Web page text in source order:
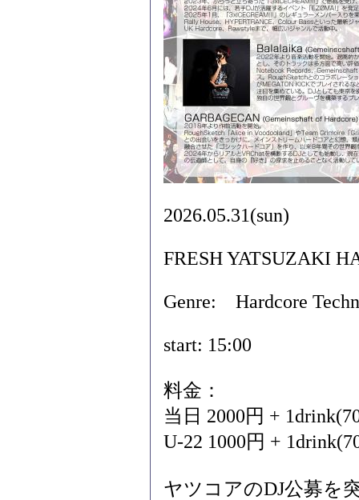
2026.05.31(sun)
FRESH YATSUZAKI
Genre: Hardcore
start: 15:00
料金：
当日 2000円 +
U-22 1000円 +
ヤツコアのDJ公募を